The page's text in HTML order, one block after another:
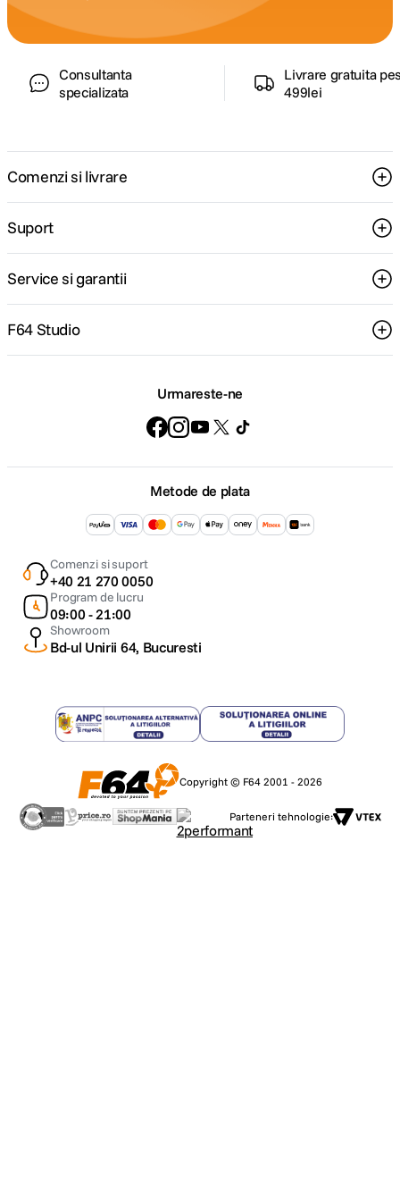
Consultanta
specializata
Livrare gratuita
499lei
Comenzi si livrare
Suport
Service si garantii
F64 Studio
Urmareste-ne
Metode de plata
Comenzi si suport
+40 21 270 0050
Program de lucru
09:00 - 21:00
Showroom
Bd-ul Unirii 64, Bucuresti
Copyright © F64 2001 - 2026
Parteneri tehnologie: